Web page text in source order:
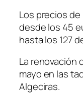
Los precios de
desde los 45
hasta los 127
La renovación
mayo en las
Algeciras.